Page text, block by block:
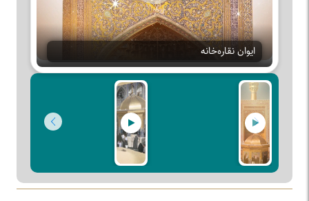
Play
ایوان نقاره‌خانه